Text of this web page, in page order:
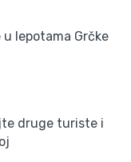
lepotama Grčke
druge turiste i